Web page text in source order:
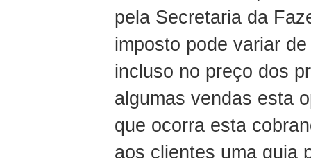
pela Secretaria da
imposto pode variar
incluso no preço dos
algumas vendas esta
que ocorra esta
aos clientes uma guia